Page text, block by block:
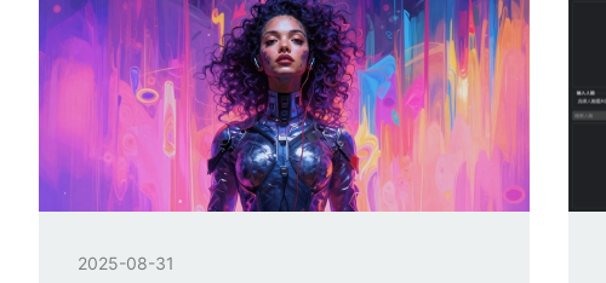
2025-08-31